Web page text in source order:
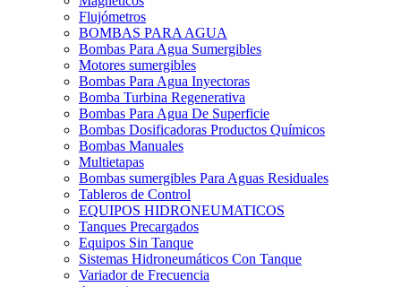
Flujómetros
BOMBAS PARA AGUA
Bombas Para Agua Sumergibles
Motores sumergibles
Bombas Para Agua Inyectoras
Bomba Turbina Regenerativa
Bombas Para Agua De Superficie
Bombas Dosificadoras Productos Químicos
Bombas Manuales
Multietapas
Bombas sumergibles Para Aguas Residuales
Tableros de Control
EQUIPOS HIDRONEUMATICOS
Tanques Precargados
Equipos Sin Tanque
Sistemas Hidroneumáticos Con Tanque
Variador de Frecuencia